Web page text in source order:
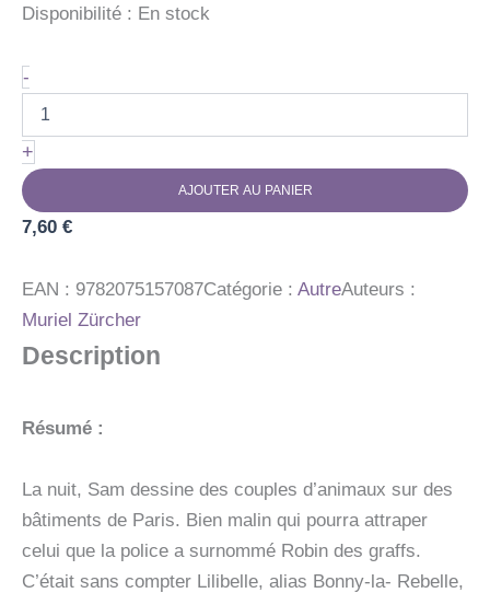
Disponibilité : En stock
-quantité
de
ROBIN
DES
GRAFFS
+
AJOUTER AU PANIER
7,60 €
EAN : 9782075157087Catégorie : AutreAuteurs :
Muriel Zürcher
Description
Résumé :
La nuit, Sam dessine des couples d’animaux sur des
bâtiments de Paris. Bien malin qui pourra attraper
celui que la police a surnommé Robin des graffs.
C’était sans compter Lilibelle, alias Bonny-la- Rebelle,